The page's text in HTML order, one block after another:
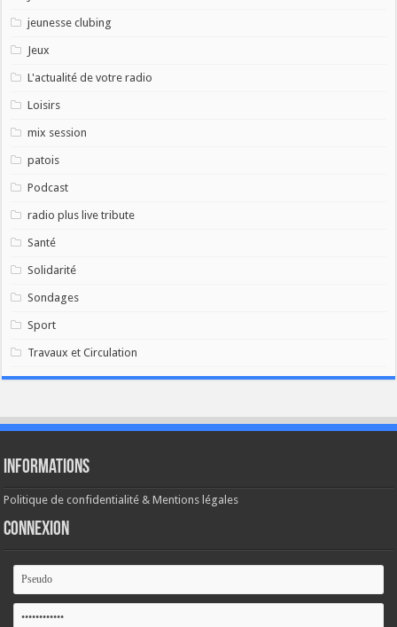
jeunesse clubing
Jeux
L'actualité de votre radio
Loisirs
mix session
patois
Podcast
radio plus live tribute
Santé
Solidarité
Sondages
Sport
Travaux et Circulation
Informations
Politique de confidentialité & Mentions légales
Connexion